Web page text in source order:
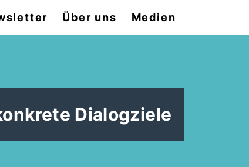
Über uns Medien
Dialogziele